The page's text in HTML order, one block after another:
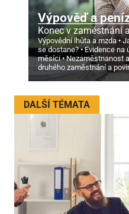
Výpověď a
Konec v zaměstnání
Výpovědní lhůta a mzda
se dostane?
Evidence na
měsíci
Nezaměstnanost
druhého zaměstnání a
DALŠÍ TÉMATA